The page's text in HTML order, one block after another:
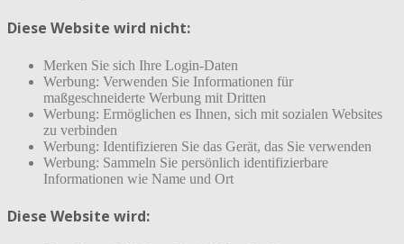
Diese Website wird nicht:
Merken Sie sich Ihre Login-Daten
Werbung: Verwenden Sie Informationen für
maßgeschneiderte Werbung mit Dritten
Werbung: Ermöglichen es Ihnen, sich mit sozialen Websites
zu verbinden
Werbung: Identifizieren Sie das Gerät, das Sie verwenden
Werbung: Sammeln Sie persönlich identifizierbare
Informationen wie Name und Ort
Diese Website wird: